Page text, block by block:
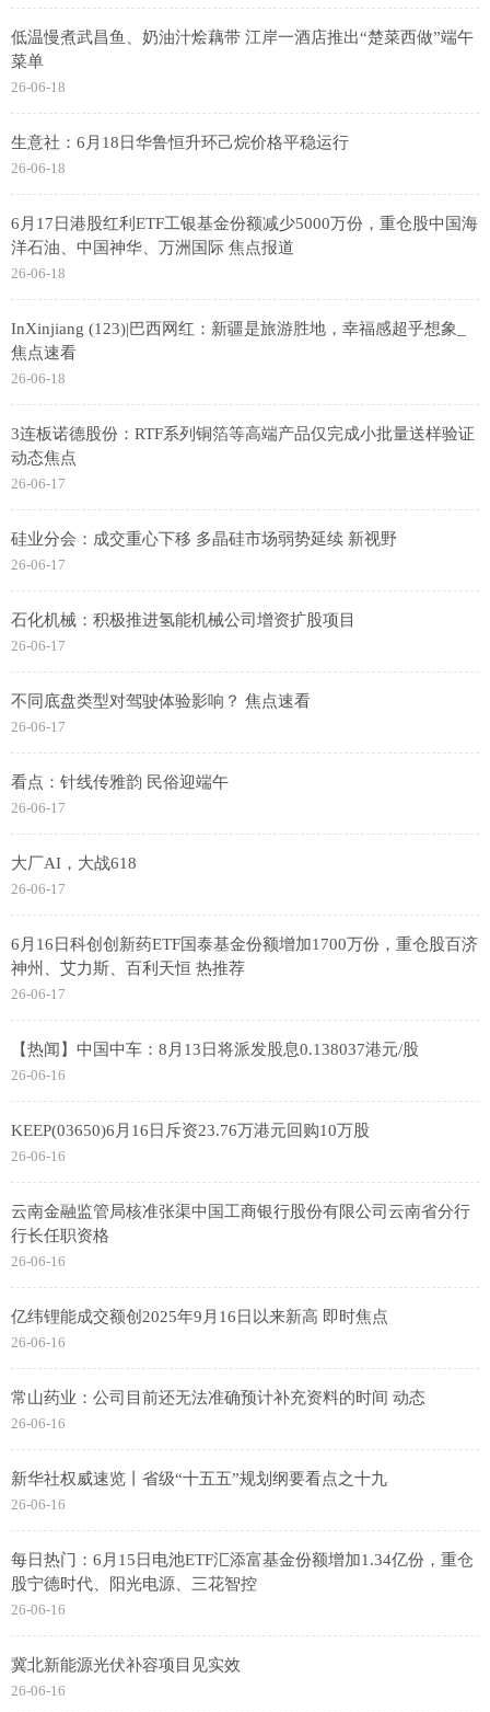
低温慢煮武昌鱼、奶油汁烩藕带 江岸一酒店推出“楚菜西做”端午
菜单
26-06-18
生意社：6月18日华鲁恒升环己烷价格平稳运行
26-06-18
6月17日港股红利ETF工银基金份额减少5000万份，重仓股中国海
洋石油、中国神华、万洲国际 焦点报道
26-06-18
InXinjiang (123)|巴西网红：新疆是旅游胜地，幸福感超乎想象_
焦点速看
26-06-18
3连板诺德股份：RTF系列铜箔等高端产品仅完成小批量送样验证
动态焦点
26-06-17
硅业分会：成交重心下移 多晶硅市场弱势延续 新视野
26-06-17
石化机械：积极推进氢能机械公司增资扩股项目
26-06-17
不同底盘类型对驾驶体验影响？ 焦点速看
26-06-17
看点：针线传雅韵 民俗迎端午
26-06-17
大厂AI，大战618
26-06-17
6月16日科创创新药ETF国泰基金份额增加1700万份，重仓股百济
神州、艾力斯、百利天恒 热推荐
26-06-17
【热闻】中国中车：8月13日将派发股息0.138037港元/股
26-06-16
KEEP(03650)6月16日斥资23.76万港元回购10万股
26-06-16
云南金融监管局核准张渠中国工商银行股份有限公司云南省分行
行长任职资格
26-06-16
亿纬锂能成交额创2025年9月16日以来新高 即时焦点
26-06-16
常山药业：公司目前还无法准确预计补充资料的时间 动态
26-06-16
新华社权威速览丨省级“十五五”规划纲要看点之十九
26-06-16
每日热门：6月15日电池ETF汇添富基金份额增加1.34亿份，重仓
股宁德时代、阳光电源、三花智控
26-06-16
冀北新能源光伏补容项目见实效
26-06-16